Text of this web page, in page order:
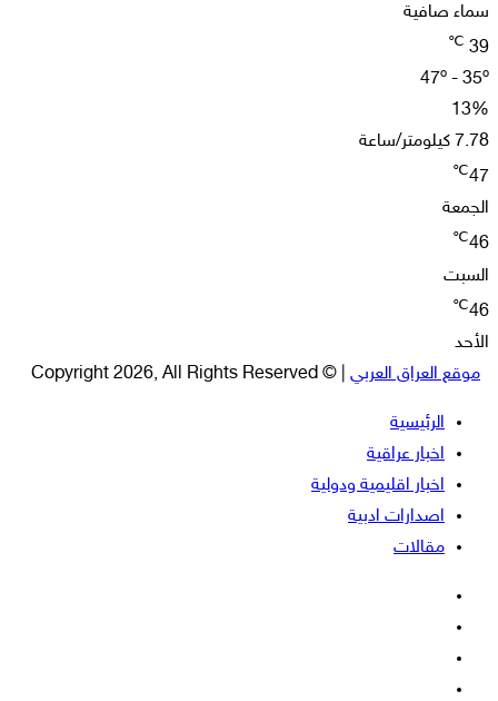
سماء صافية
39
℃
47º - 35º
13%
7.78 كيلومتر/ساعة
47
℃
الجمعة
46
℃
السبت
46
℃
الأحد
موقع العراق العربي | © Copyright 2026, All Rights Reserved
الرئيسية
اخبار عراقية
اخبار اقليمية ودولية
اصدارات ادبية
مقالات